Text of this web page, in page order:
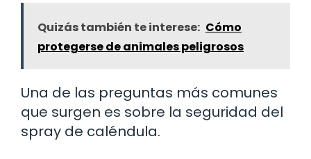
Quizás también te interese: Cómo
protegerse de animales peligrosos
Una de las preguntas más comunes
que surgen es sobre la seguridad del
spray de caléndula.